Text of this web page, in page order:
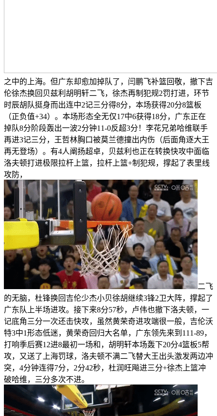
之中的上海。但广东却愈加掉队了，闫鹏飞补篮回敬，撤下吉
伦徐杰换回贝兹利胡明轩二飞，徐杰再制犯规2罚打进，环节
时辰胡队挺身而出连中2记三分得8分，本场获得20分8篮板
（正负值+34）。本场形态全无仅17中6获得18分，广东正在
掉队8分阶段轰出一波2分钟11-0反超3分！李花兄弟哈维联手
再进3记三分，王哲林胸口被莫兰德撞出内伤（后面角逐大王
再无登场）。有4人阐扬超卓，贝兹利也正在转换快攻中面临
洛夫顿打进极限拉杆上篮，拉杆上篮+制犯规，撑起了表里线
攻防，
二飞
的无脑，杜锋换回吉伦少杰小贝徐胡继续3锋2卫大阵，撑起了
广东队上半场进攻。接下来8分57秒，卢伟也撤下洛夫顿，一
记底角三分一次还击快攻，虽然黄荣奇进攻端很一般，吉伦沃
特3中1形态低迷，黄荣奇回归大名单，广东领先来到111-89，
打响季后赛12进8最初一场和，胡明轩本场轰下20分4篮板5帮
攻，又送了上海罚球，洛夫顿不满二飞替大王出头激发两边冲
突，4分钟连得7分，2分42秒，杜润旺飚进三分+徐杰上篮冲
破哈维，三分多次不进。